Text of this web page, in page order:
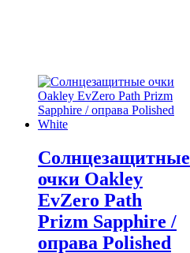
Солнцезащитные
очки Oakley
EvZero Path
Prizm Sapphire /
оправа Polished